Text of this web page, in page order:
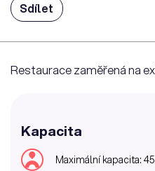
Sdílet
Restaurace zaměřená na
Kapacita
Maximální kapacita: